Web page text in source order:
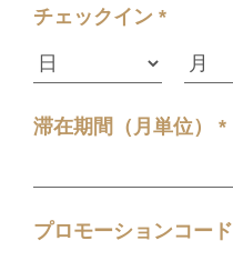
チェックイン *
滞在期間（月単位） *
プロモーションコード